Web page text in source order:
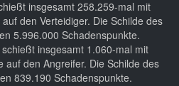
insgesamt 258.259-mal mit
den Verteidiger. Die Schilde des
5.996.000 Schadenspunkte.
insgesamt 1.060-mal mit
auf den Angreifer. Die Schilde des
839.190 Schadenspunkte.